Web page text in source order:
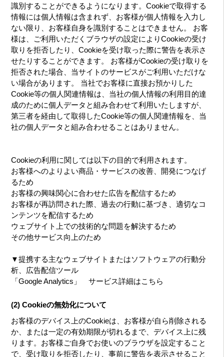
識別することができるようになります。Cookieで取得する
情報には個人情報は含まれず、お客様が個人情報を入力し
ない限り、お客様自身を識別することはできません。 お客
様は、ご利用いただくブラウザの設定によりCookieの受け
取りを拒否したり、Cookieを受け取った際に警告を表示さ
せたりすることができます。 お客様がCookieの受け取りを
拒否された場合、当サイトのサービスがご利用いただけな
い場合があります。 当社でお客様に直接お預かりした
Cookie等の個人関連情報は、当社の個人情報の利用目的達
成のために個人データと組み合わせて利用いたしますが、
第三者を経由して取得したCookie等の個人関連情報を、当
社の個人データと組み合わせることはありません。
Cookieの利用に関しては以下の目的で利用されます。
お客様へのよりよい商品・サービスの改善、開発につなげ
るため
お客様の興味関心に合わせた広告を配信するため
お客様が再訪問された際、過去の行動に基づき、適切なコ
ンテンツを配信するため
ウェブサイト上での技術的な問題を解決するため
その他サービス向上のため
▼提携する主なウェブサイトまたはソフトウェアの行動分
析、広告配信ツール
「Google Analytics」サービス詳細はこちら
(2) Cookieの無効化について
お客様のデバイス上のCookieは、お客様が自ら削除される
か、または一定の有効期限が切れるまで、デバイス上に残
ります。お客様ご自身でお使いのブラウザを設定すること
で、受け取りを拒否したり、事前に警告を表示させること